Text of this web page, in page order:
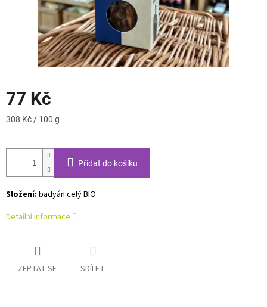
77 Kč
Měrná
308 Kč / 100 g
Přidat do košíku
Složení: badyán celý BIO
Detailní informace
ZEPTAT SE SDÍLET